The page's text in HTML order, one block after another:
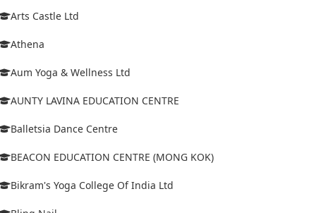
Arts Castle Ltd
Athena
Aum Yoga & Wellness Ltd
AUNTY LAVINA EDUCATION CENTRE
Balletsia Dance Centre
BEACON EDUCATION CENTRE (MONG KOK)
Bikram's Yoga College Of India Ltd